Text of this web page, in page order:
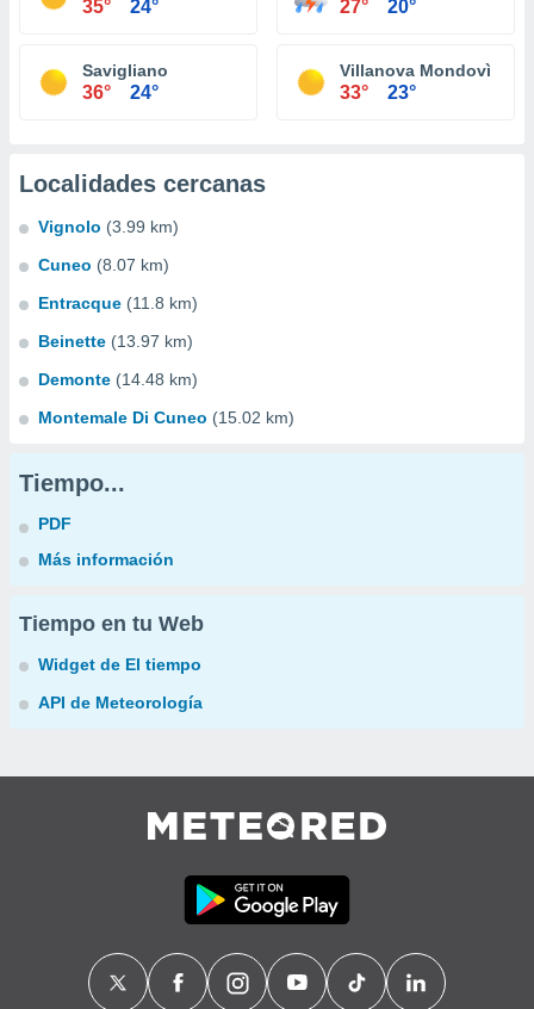
35° 24° 27° 20°
Savigliano
36° 24°
Villanova Mondovì
33° 23°
Localidades cercanas
Vignolo (3.99 km)
Cuneo (8.07 km)
Entracque (11.8 km)
Beinette (13.97 km)
Demonte (14.48 km)
Montemale Di Cuneo (15.02 km)
Tiempo...
PDF
Más información
Tiempo en tu Web
Widget de El tiempo
API de Meteorología